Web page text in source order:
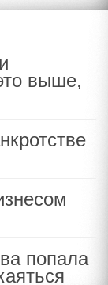
выше,
попала